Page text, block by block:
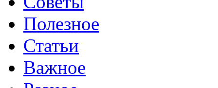
Полезное
Статьи
Важное